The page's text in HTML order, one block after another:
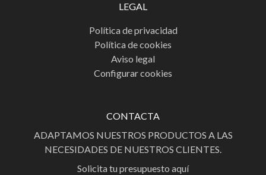
LEGAL
Política de privacidad
Política de cookies
Aviso legal
Configurar cookies
CONTACTA
ADAPTAMOS NUESTROS PRODUCTOS A LAS
NECESIDADES DE NUESTROS CLIENTES.
Solicita tu presupuesto aquí